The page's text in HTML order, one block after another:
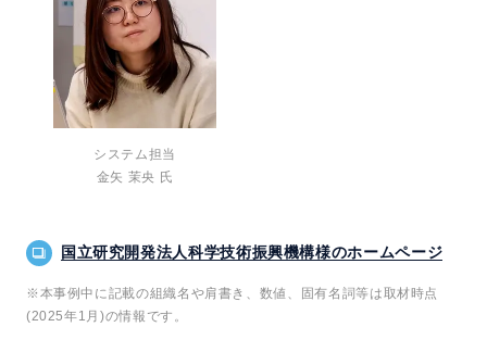
システム担当
金矢 茉央 氏
国立研究開発法人科学技術振興機構様のホームページ
※本事例中に記載の組織名や肩書き、数値、固有名詞等は取材時点
(2025年1月)の情報です。